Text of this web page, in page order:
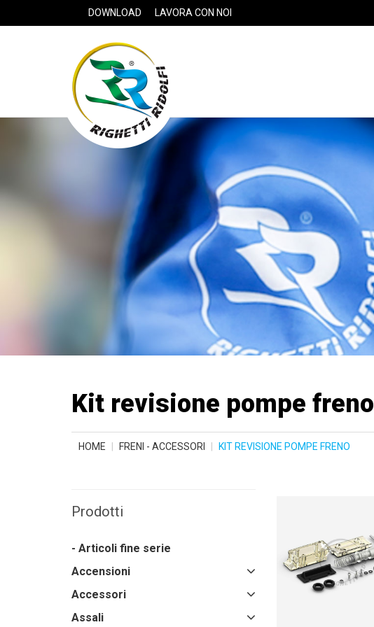
DOWNLOAD LAVORA CON NOI
Kit revisione pompe freno
HOME FRENI - ACCESSORI KIT REVISIONE POMPE FRENO
Prodotti
- Articoli fine serie
Accensioni
Accessori
Assali